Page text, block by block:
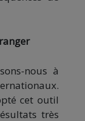
nous à
cet outil
très